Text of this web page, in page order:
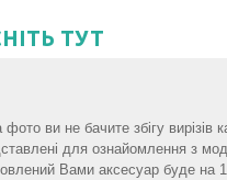
ТУТ
ви не бачите збігу вирізів
для ознайомлення з
Вами аксесуар буде на